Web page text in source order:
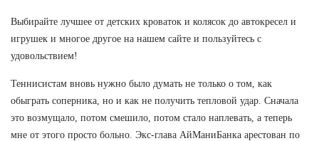
Выбирайте лучшее от детских кроваток и колясок до автокресел и
игрушек и многое другое на нашем сайте и пользуйтесь с
удовольствием!
Теннисистам вновь нужно было думать не только о том, как
обыграть соперника, но и как не получить тепловой удар. Сначала
это возмущало, потом смешило, потом стало наплевать, а теперь
мне от этого просто больно. Экс-глава АйМаниБанка арестован по